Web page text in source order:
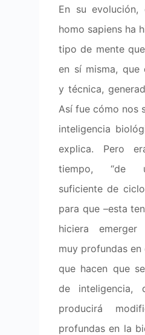
En su
homo sapiens ha
tipo de mente
en sí misma, que
y técnica,
Así fue cómo nos
inteligencia
explica. Pero
tiempo, “de
suficiente de
para que –esta
hiciera emerger
muy profundas en
que hacen que
de
producirá
profundas en la